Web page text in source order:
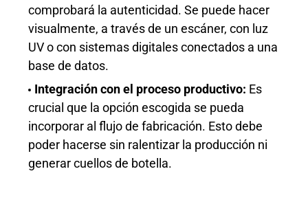
comprobará la autenticidad. Se puede hacer
visualmente, a través de un escáner, con luz
UV o con sistemas digitales conectados a una
base de datos.
Integración con el proceso productivo: Es
crucial que la opción escogida se pueda
incorporar al flujo de fabricación. Esto debe
poder hacerse sin ralentizar la producción ni
generar cuellos de botella.